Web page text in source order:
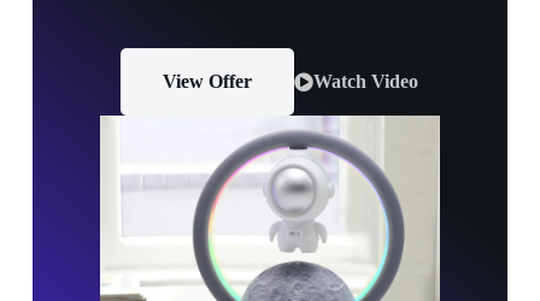
View Offer Watch Video